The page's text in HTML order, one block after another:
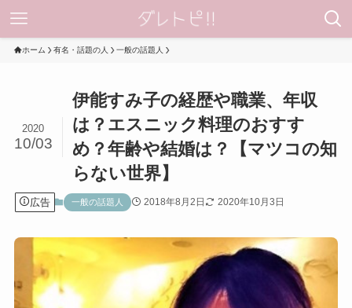
ホーム 有名・話題の人 一般の話題人
伊能すみ子の経歴や職業、年収
は？エスニック料理のおすす
め？年齢や結婚は？【マツコの知
らない世界】
2020
10/03
広告 一般の話題人 2018年8月2日 2020年10月3日